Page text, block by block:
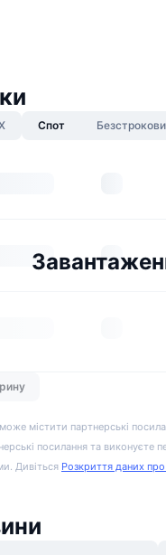
Спот
містити партнерські
посилання та виконуєте
Дивіться Розкриття даних про